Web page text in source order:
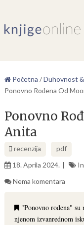
Početna /Duhovnost
Ponovno Rođena Od
Ponovno
Anita
recenzija
pdf
18. Aprila 2024.
Nema komentara
"Ponovno rođena"
njenom izvanrednom